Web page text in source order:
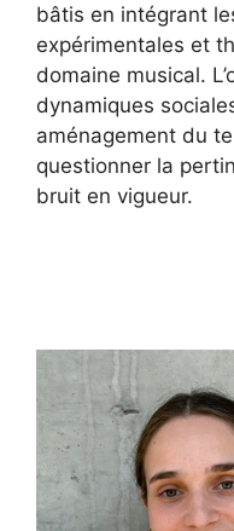
bâtis en intégrant
expérimentales et
domaine musical.
dynamiques
aménagement du
questionner la
bruit en vigueur.